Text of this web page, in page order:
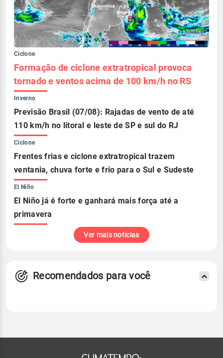
Ciclone
Formação de ciclone extratropical provoca
tornado e ventos acima de 100 km/h no RS
Inverno
Previsão Brasil (07/08): Rajadas de vento de até
110 km/h no litoral e leste de SP e sul do RJ
Ciclone
Frentes frias e ciclone extratropical trazem
ventania, chuva forte e frio para o Sul e Sudeste
El Niño
El Niño já é forte e ganhará mais força até a
primavera
Ver mais notícias
Recomendados para você